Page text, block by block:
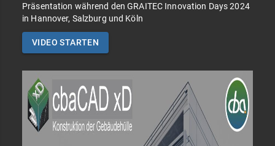
Präsentation während den GRAITEC Innovation Days 2024
in Hannover, Salzburg und Köln
VIDEO STARTEN